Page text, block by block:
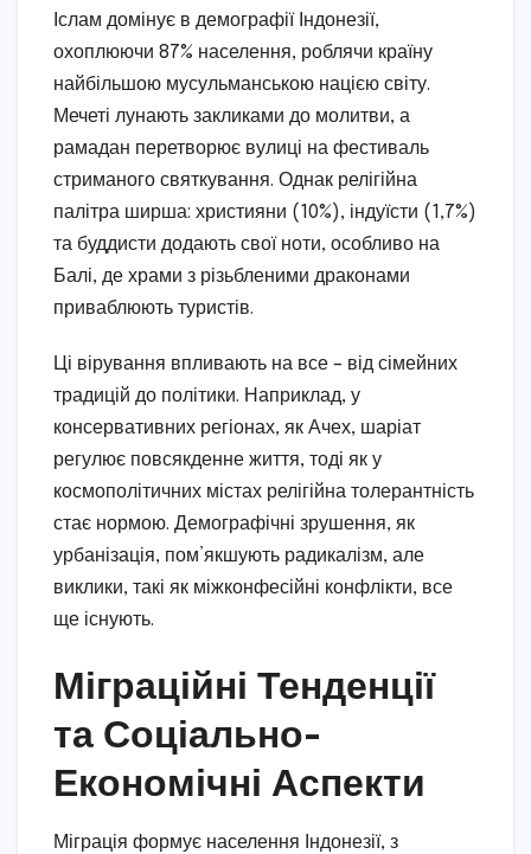
Іслам домінує в демографії Індонезії,
охоплюючи 87% населення, роблячи країну
найбільшою мусульманською нацією світу.
Мечеті лунають закликами до молитви, а
рамадан перетворює вулиці на фестиваль
стриманого святкування. Однак релігійна
палітра ширша: християни (10%), індуїсти (1,7%)
та буддисти додають свої ноти, особливо на
Балі, де храми з різьбленими драконами
приваблюють туристів.
Ці вірування впливають на все – від сімейних
традицій до політики. Наприклад, у
консервативних регіонах, як Ачех, шаріат
регулює повсякденне життя, тоді як у
космополітичних містах релігійна толерантність
стає нормою. Демографічні зрушення, як
урбанізація, пом’якшують радикалізм, але
виклики, такі як міжконфесійні конфлікти, все
ще існують.
Міграційні Тенденції
та Соціально-
Економічні Аспекти
Міграція формує населення Індонезії, з